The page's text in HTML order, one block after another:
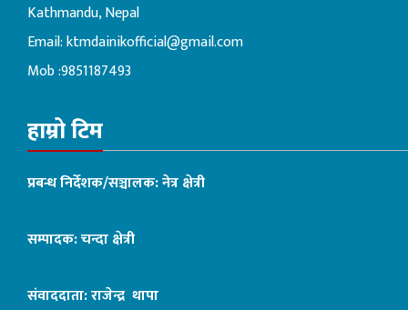
Kathmandu, Nepal
Email:ktmdainikofficial@gmail.com
Mob :9851187493
हाम्रो टिम
प्रबन्ध निर्देशक/सञ्चालक: नेत्र क्षेत्री
सम्पादक: चन्दा क्षेत्री
संवाददाता: राजेन्द्र थापा